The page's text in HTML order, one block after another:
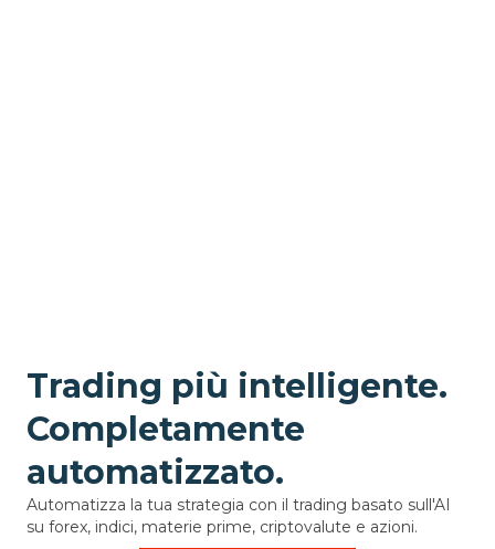
Trading più intelligente.
Completamente
automatizzato.
Automatizza la tua strategia con il trading basato sull'AI
su forex, indici, materie prime, criptovalute e azioni.